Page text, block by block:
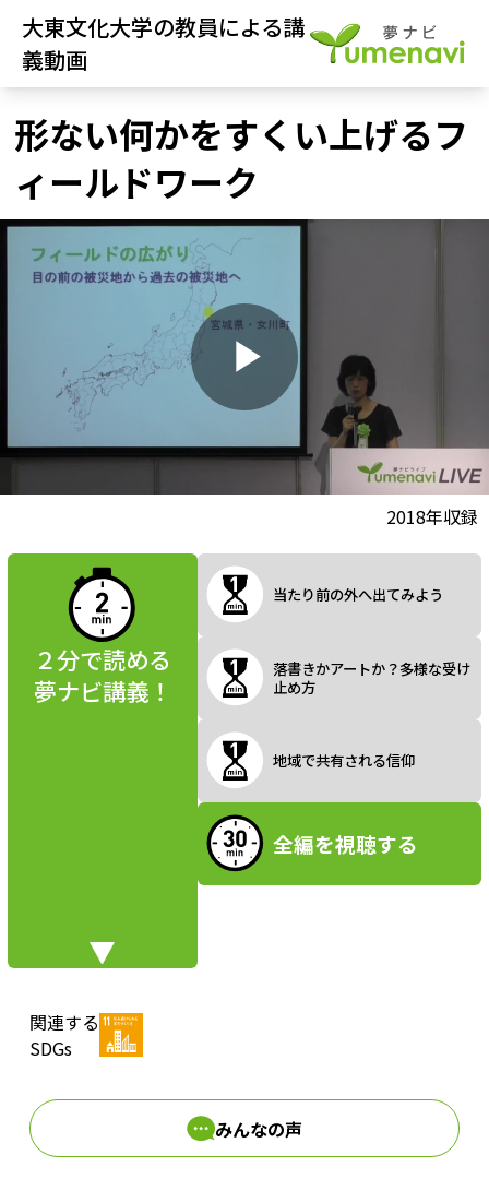
大東文化大学の教員による講
義動画
形ない何かをすくい上げるフ
ィールドワーク
P
a
y
V
e
2018年収録
２分で読める
夢ナビ講義！
当たり前の外へ出てみよう
落書きかアートか？多様な受け
止め方
地域で共有される信仰
全編を視聴する
関連する
SDGs
みんなの声